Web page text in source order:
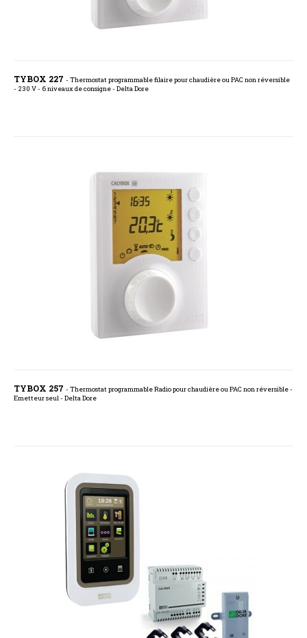
TYBOX 227 - Thermostat programmable filaire pour chaudière ou PAC non réversible
- 230 V - 6 niveaux de consigne - Delta Dore
TYBOX 257 - Thermostat programmable Radio pour chaudière ou PAC non réversible -
Emetteur seul - Delta Dore